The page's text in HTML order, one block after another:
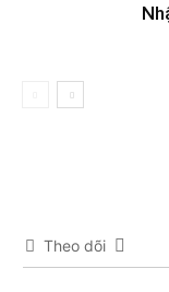
Theo dõi